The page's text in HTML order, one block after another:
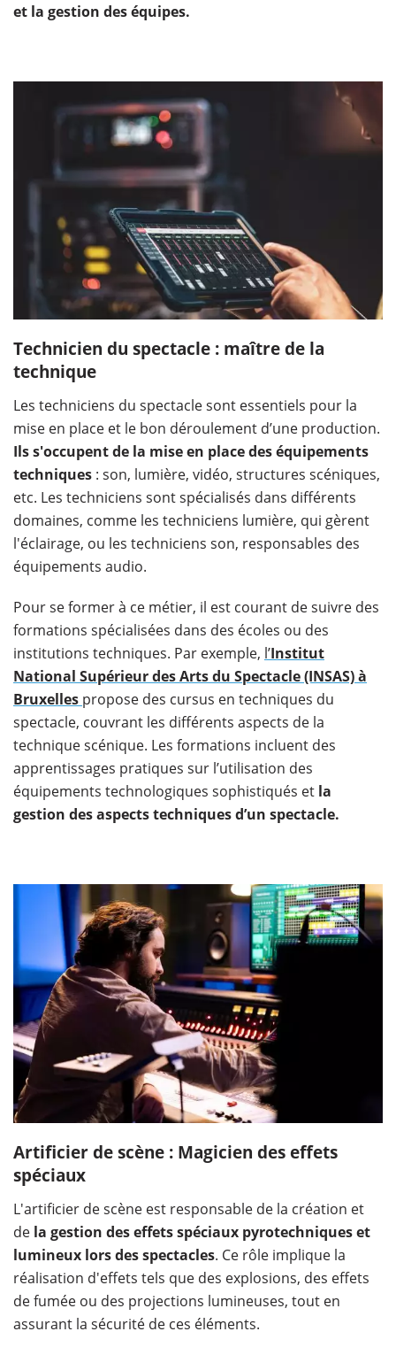
et la gestion des équipes.
Technicien du spectacle : maître de la
technique
Les techniciens du spectacle sont essentiels pour la
mise en place et le bon déroulement d’une production.
Ils s'occupent de la mise en place des équipements
techniques : son, lumière, vidéo, structures scéniques,
etc. Les techniciens sont spécialisés dans différents
domaines, comme les techniciens lumière, qui gèrent
l'éclairage, ou les techniciens son, responsables des
équipements audio.
Pour se former à ce métier, il est courant de suivre des
formations spécialisées dans des écoles ou des
institutions techniques. Par exemple, l’Institut
National Supérieur des Arts du Spectacle (INSAS) à
Bruxelles propose des cursus en techniques du
spectacle, couvrant les différents aspects de la
technique scénique. Les formations incluent des
apprentissages pratiques sur l’utilisation des
équipements technologiques sophistiqués et la
gestion des aspects techniques d’un spectacle.
Artificier de scène : Magicien des effets
spéciaux
L'artificier de scène est responsable de la création et
de la gestion des effets spéciaux pyrotechniques et
lumineux lors des spectacles. Ce rôle implique la
réalisation d'effets tels que des explosions, des effets
de fumée ou des projections lumineuses, tout en
assurant la sécurité de ces éléments.